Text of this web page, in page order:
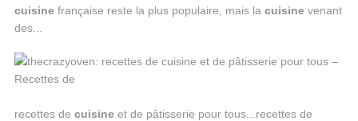
cuisinefrançaise reste la plus populaire, mais la cuisinevenant
des...
recettes de cuisineet de pâtisserie pour tous...recettes de